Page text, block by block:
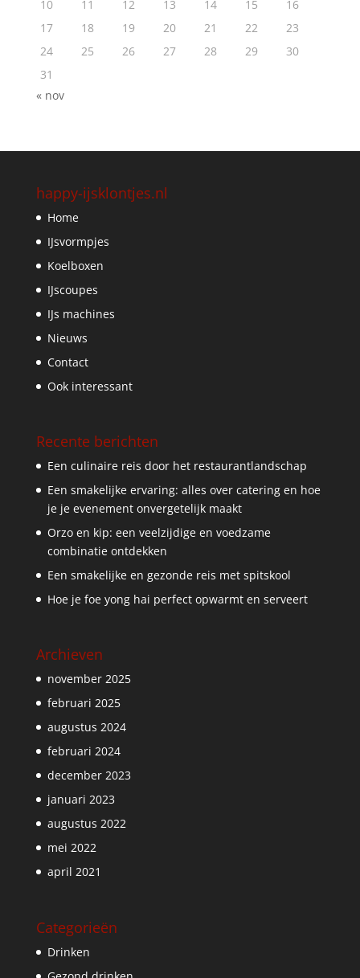
10
11 12 13 14 15
16
17
18 19 20 21 22
23
24
25 26 27 28 29
30
31
« nov
happy-ijsklontjes.nl
Home
IJsvormpjes
Koelboxen
IJscoupes
IJs machines
Nieuws
Contact
Ook interessant
Recente berichten
Een culinaire reis door het restaurantlandschap
Een smakelijke ervaring: alles over catering en hoe
je je evenement onvergetelijk maakt
Orzo en kip: een veelzijdige en voedzame
combinatie ontdekken
Een smakelijke en gezonde reis met spitskool
Hoe je foe yong hai perfect opwarmt en serveert
Archieven
november 2025
februari 2025
augustus 2024
februari 2024
december 2023
januari 2023
augustus 2022
mei 2022
april 2021
Categorieën
Drinken